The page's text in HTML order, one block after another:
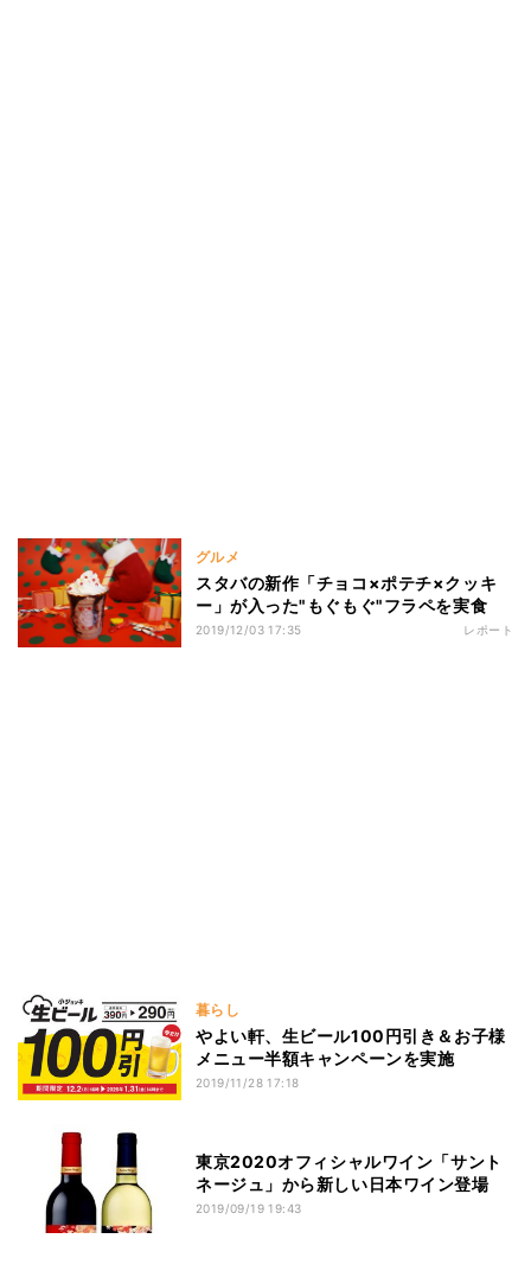
グルメ
スタバの新作「チョコ×ポテチ×クッキ
ー」が入った"もぐもぐ"フラペを実食
2019/12/03 17:35 レポート
暮らし
やよい軒、生ビール100円引き＆お子様
メニュー半額キャンペーンを実施
2019/11/28 17:18
東京2020オフィシャルワイン「サント
ネージュ」から新しい日本ワイン登場
2019/09/19 19:43